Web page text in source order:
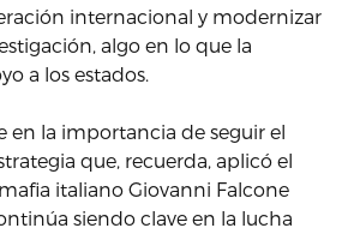
internacional y modernizar
algo en lo que la
a los estados.
en la importancia de seguir el
que, recuerda, aplicó el
italiano Giovanni Falcone
siendo clave en la lucha